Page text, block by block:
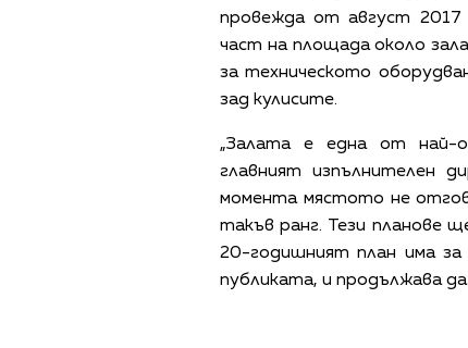
провежда от август 2017
част на площада около
за техническото
зад кулисите.
„Залата е една от най-
главният изпълнителен
момента мястото не
такъв ранг. Тези планове
20-годишният план има
публиката, и продължава